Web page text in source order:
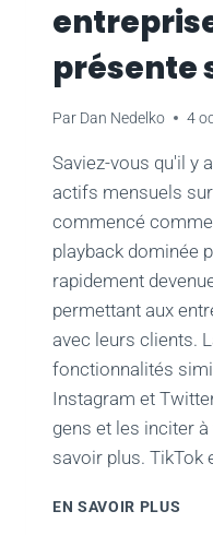
présente
Par Dan Nedelko 4
Saviez-vous qu'il y
actifs mensuels sur
commencé
playback dominée
rapidement
permettant aux
avec leurs clients.
fonctionnalités
Instagram et
gens et les inciter
savoir plus. TikTok
EN SAVOIR PLUS